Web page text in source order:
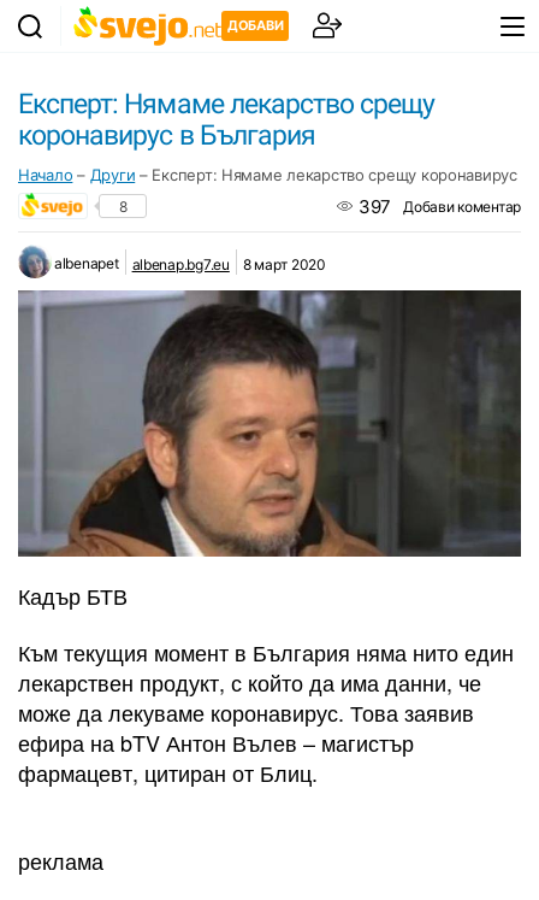
ДОБАВИ
Експерт: Нямаме лекарство срещу
коронавирус в България
Начало – Други – Експерт: Нямаме лекарство срещу коронавирус в
8 397 Добави коментар
albenapet albenap.bg7.eu 8 март 2020
Кадър БТВ
Към текущия момент в България няма нито един
лекарствен продукт, с който да има данни, че
може да лекуваме коронавирус. Това заявив
ефира на bTV Антон Вълев – магистър
фармацевт, цитиран от Блиц.
реклама